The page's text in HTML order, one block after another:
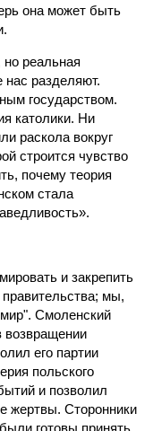
она может быть
но реальная
нас разделяют.
государством.
католики. Ни
раскола вокруг
строится чувство
почему теория
стала
и закрепить
мы,
мир". Смоленский
возвращении
его партии
польского
и позволил
жертвы. Сторонники
готовы принять